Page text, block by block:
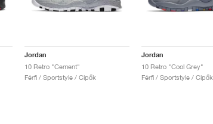
Jordan
10 Retro "Cement"
Férfi / Sportstyle / Cipők
Jordan
10 Retro "Cool Grey"
Férfi / Sportstyle / Cipők